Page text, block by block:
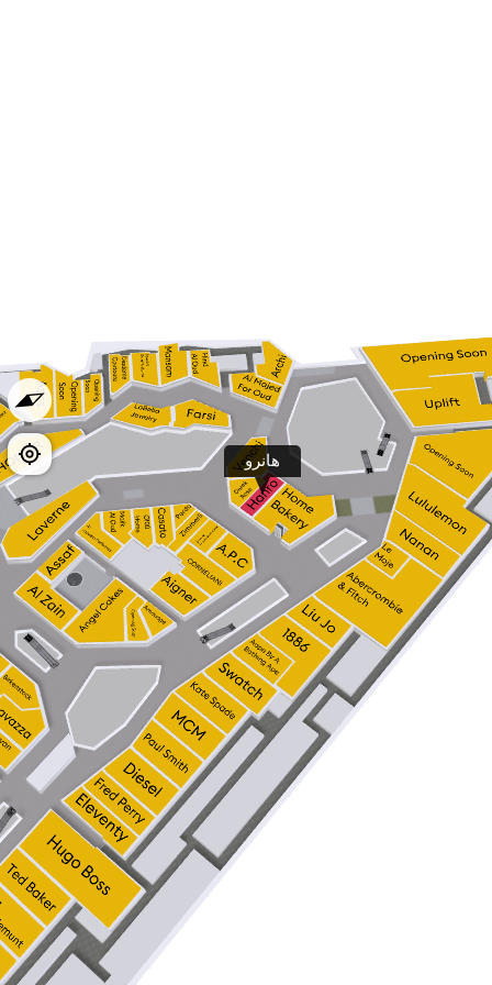
هانرو